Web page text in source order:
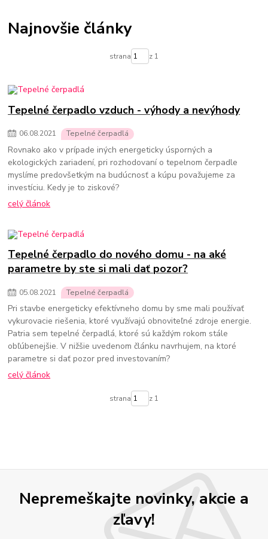
Skrinky pre rozdelovače podlahového kúrenia
Konvektorové ohrievače
Bojlery
Prietokové bojlery
kúpeľňové radiátory
Najnovšie články
strana z 1
Tepelné čerpadlo vzduch - výhody a nevýhody
06.08.2021 Tepelné čerpadlá
Rovnako ako v prípade iných energeticky úsporných a
ekologických zariadení, pri rozhodovaní o tepelnom čerpadle
myslíme predovšetkým na budúcnosť a kúpu považujeme za
investíciu. Kedy je to ziskové?
celý článok
Tepelné čerpadlo do nového domu - na aké
parametre by ste si mali dať pozor?
05.08.2021 Tepelné čerpadlá
Pri stavbe energeticky efektívneho domu by sme mali používať
vykurovacie riešenia, ktoré využívajú obnoviteľné zdroje energie.
Patria sem tepelné čerpadlá, ktoré sú každým rokom stále
obľúbenejšie. V nižšie uvedenom článku navrhujem, na ktoré
parametre si dať pozor pred investovaním?
celý článok
strana z 1
Nepremeškajte novinky, akcie a
zľavy!